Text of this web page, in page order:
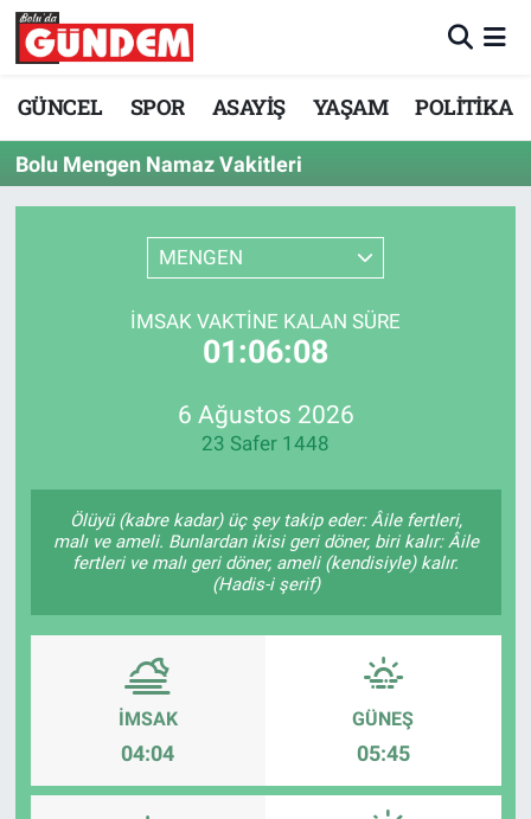
GÜNCEL SPOR ASAYİŞ YAŞAM POLİTİKA
Bolu Mengen Namaz Vakitleri
MENGEN
İMSAK VAKTINE KALAN SÜRE
01:06:08
6 Ağustos 2026
23 Safer 1448
Ölüyü (kabre kadar) üç şey takip eder: Âile fertleri,
malı ve ameli. Bunlardan ikisi geri döner, biri kalır: Âile
fertleri ve malı geri döner, ameli (kendisiyle) kalır.
(Hadis-i şerif)
İMSAK
04:04
GÜNEŞ
05:45
Merkez Nöbetçi Eczaneler
Merkez Hava Durumu
Merkez Trafik Yoğunluk Haritası
Süper Lig Puan Durumu ve Fikstür
Tüm Manşetler